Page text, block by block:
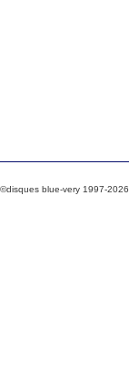
©disques blue-very 1997-2026